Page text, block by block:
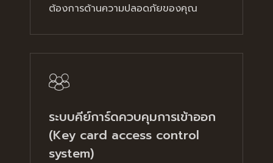
ต้องการด้านความปลอดภัยของคุณ
ระบบคีย์การ์ดควบคุมการเข้าออก
(Key card access control
system)